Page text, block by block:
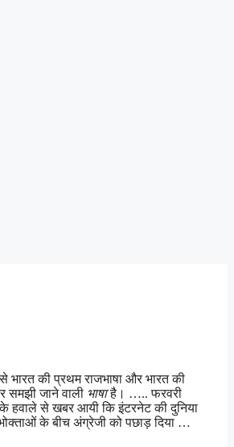
भारत की प्रथम राजभाषा और भारत की
समझी जाने वाली भाषाहै। ….. फरवरी
हवाले से खबर आयी कि इंटरनेट की दुनिया
के बीच अंग्रेजी को पछाड़ दिया …